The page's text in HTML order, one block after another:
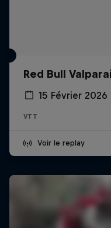
Red Bull
15 Février 2026
VTT
Voir le replay